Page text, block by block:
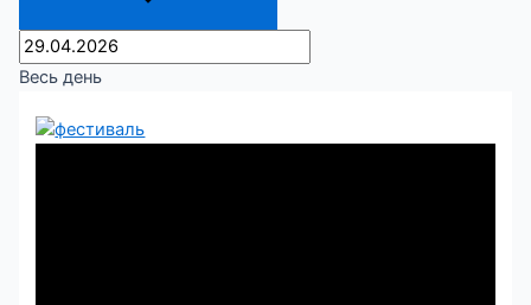
Весь день